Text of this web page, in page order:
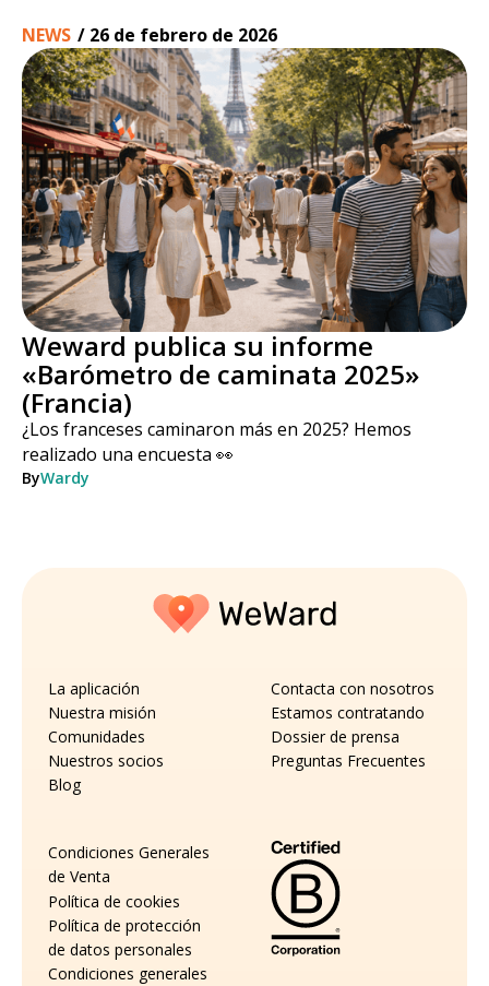
NEWS / 26 de febrero de 2026
Weward publica su informe
«Barómetro de caminata 2025»
(Francia)
¿Los franceses caminaron más en 2025? Hemos
realizado una encuesta 👀
ByWardy
La aplicación
Nuestra misión
Comunidades
Nuestros socios
Blog
Contacta con nosotros
Estamos contratando
Dossier de prensa
Preguntas Frecuentes
Condiciones Generales
de Venta
Política de cookies
Política de protección
de datos personales
Condiciones generales